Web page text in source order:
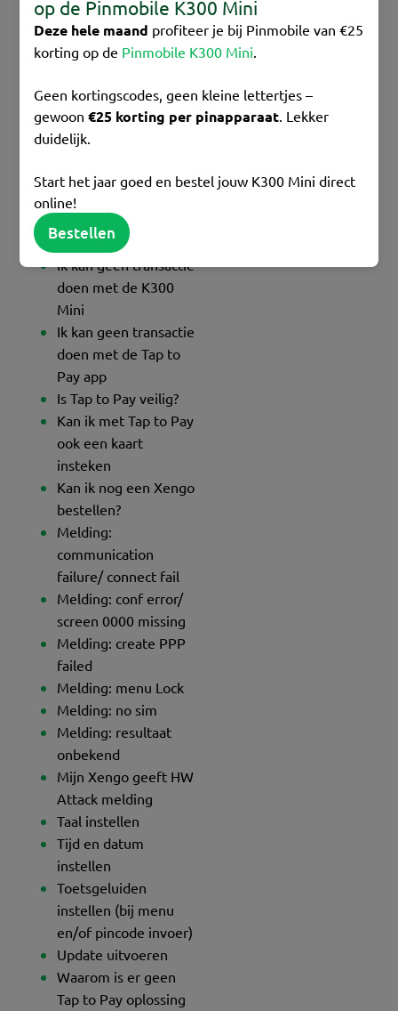
Pinmobile aan?
Hoe werkt pinnen met
K300 Mini?
Hoe werkt Tap to Pay
met de Phos app?
Hoe wissel ik van
Ik ben mijn inlog voor
de Phos app kwijt
Ik ben mijn TID en UID
codes kwijt
Ik kan geen transactie
doen met de K300
Mini
Ik kan geen transactie
doen met de Tap to
Pay app
Is Tap to Pay veilig?
Kan ik met Tap to Pay
ook een kaart
insteken
Kan ik nog een Xengo
bestellen?
Melding:
communication
failure/ connect fail
Melding: conf error/
screen 0000 missing
Melding: create PPP
failed
Melding: menu Lock
Melding: no sim
Melding: resultaat
onbekend
Mijn Xengo geeft HW
Attack melding
Taal instellen
Tijd en datum
instellen
Toetsgeluiden
instellen (bij menu
en/of pincode invoer)
Update uitvoeren
Waarom is er geen
Tap to Pay oplossing
op de Pinmobile K300 Mini
Deze hele maand profiteer je bij Pinmobile van €25
korting op de Pinmobile K300 Mini
Geen kortingscodes, geen kleine lettertjes –
gewoon€25 korting per pinapparaat . Lekker
duidelijk.
Start het jaar goed en bestel jouw K300 Mini direct
online!
Bestellen